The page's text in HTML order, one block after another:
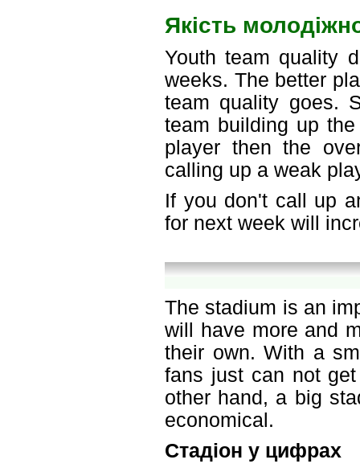
Якість
Youth team quality
weeks. The better
team quality goes.
team building up
player then the
calling up a weak
If you don't call up
for next week will
The stadium is an
will have more and
their own. With a
fans just can not
other hand, a big
economical.
Стадіон у цифрах